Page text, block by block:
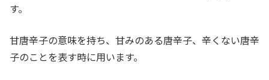
す。
甘唐辛子の意味を持ち、甘みのある唐辛子、辛くない唐辛
子のことを表す時に用います。